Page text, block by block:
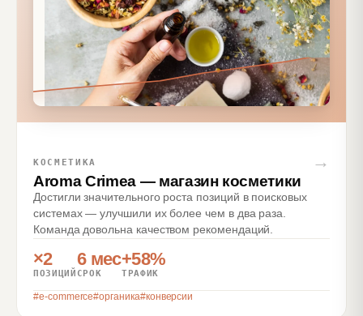
КОСМЕТИКА →
Aroma Crimea — магазин косметики
Достигли значительного роста позиций в поисковых
системах — улучшили их более чем в два раза.
Команда довольна качеством рекомендаций.
×2
ПОЗИЦИЙ
6 мес
СРОК
+58%
ТРАФИК
#e-commerce#органика#конверсии